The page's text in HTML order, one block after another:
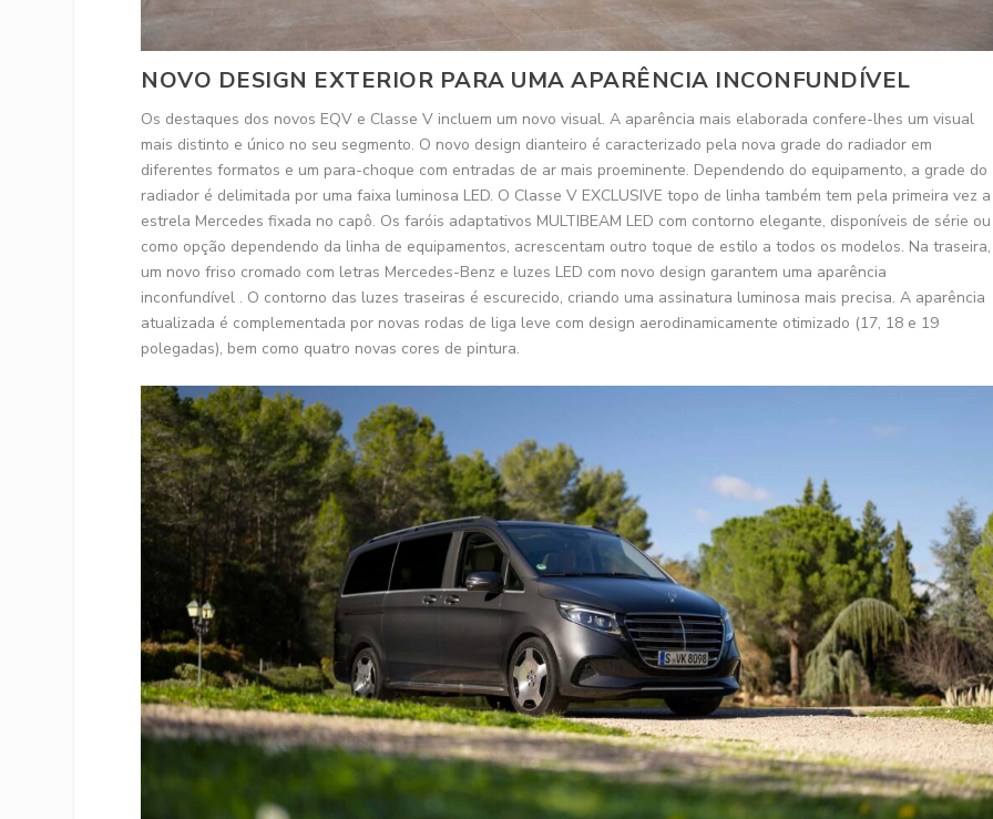
NOVO DESIGN EXTERIOR PARA UMA APARÊNCIA INCONFUNDÍVEL
Os destaques dos novos EQV e Classe V incluem um novo visual. A aparência mais elaborada confere-lhes um visual
mais distinto e único no seu segmento. O novo design dianteiro é caracterizado pela nova grade do radiador em
diferentes formatos e um para-choque com entradas de ar mais proeminente. Dependendo do equipamento, a grade do
radiador é delimitada por uma faixa luminosa LED. O Classe V EXCLUSIVE topo de linha também tem pela primeira vez a
estrela Mercedes fixada no capô. Os faróis adaptativos MULTIBEAM LED com contorno elegante, disponíveis de série ou
como opção dependendo da linha de equipamentos, acrescentam outro toque de estilo a todos os modelos. Na traseira,
um novo friso cromado com letras Mercedes-Benz e luzes LED com novo design garantem uma aparência
inconfundível . O contorno das luzes traseiras é escurecido, criando uma assinatura luminosa mais precisa. A aparência
atualizada é complementada por novas rodas de liga leve com design aerodinamicamente otimizado (17, 18 e 19
polegadas), bem como quatro novas cores de pintura.